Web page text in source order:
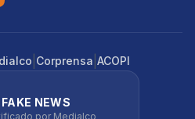
Corprensa ACOPI
NEWS
por Medialco